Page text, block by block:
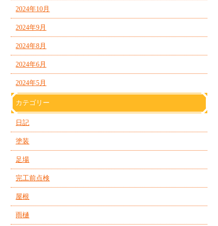
2024年10月
2024年9月
2024年8月
2024年6月
2024年5月
カテゴリー
日記
塗装
足場
完工前点検
屋根
雨樋